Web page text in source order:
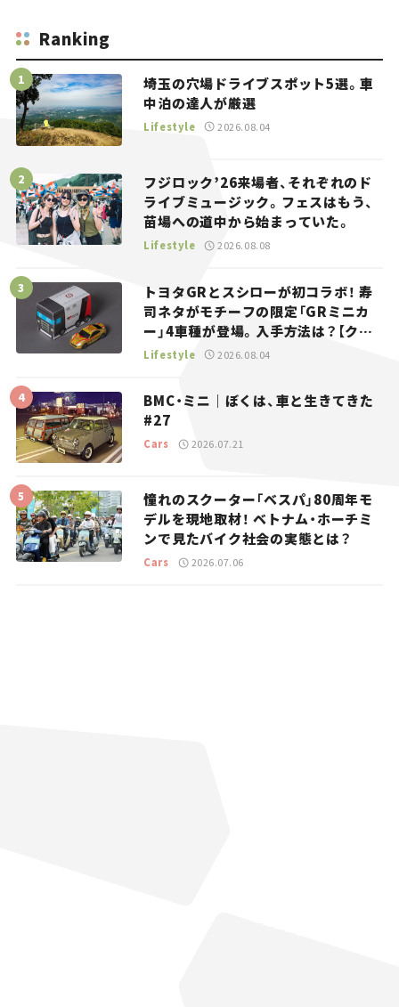
Ranking
埼玉の穴場ドライブスポット5選。車
中泊の達人が厳選
Lifestyle 2026.08.04
フジロック’26来場者、それぞれのド
ライブミュージック。フェスはもう、
苗場への道中から始まっていた。
Lifestyle 2026.08.08
トヨタGRとスシローが初コラボ！ 寿
司ネタがモチーフの限定「GRミニカ
ー」4車種が登場。入手方法は？【クル
マとホビー】
Lifestyle 2026.08.04
BMC・ミニ｜ぼくは、車と生きてきた
#27
Cars 2026.07.21
憧れのスクーター「ベスパ」80周年モ
デルを現地取材！ ベトナム・ホーチミ
ンで見たバイク社会の実態とは？
Cars 2026.07.06